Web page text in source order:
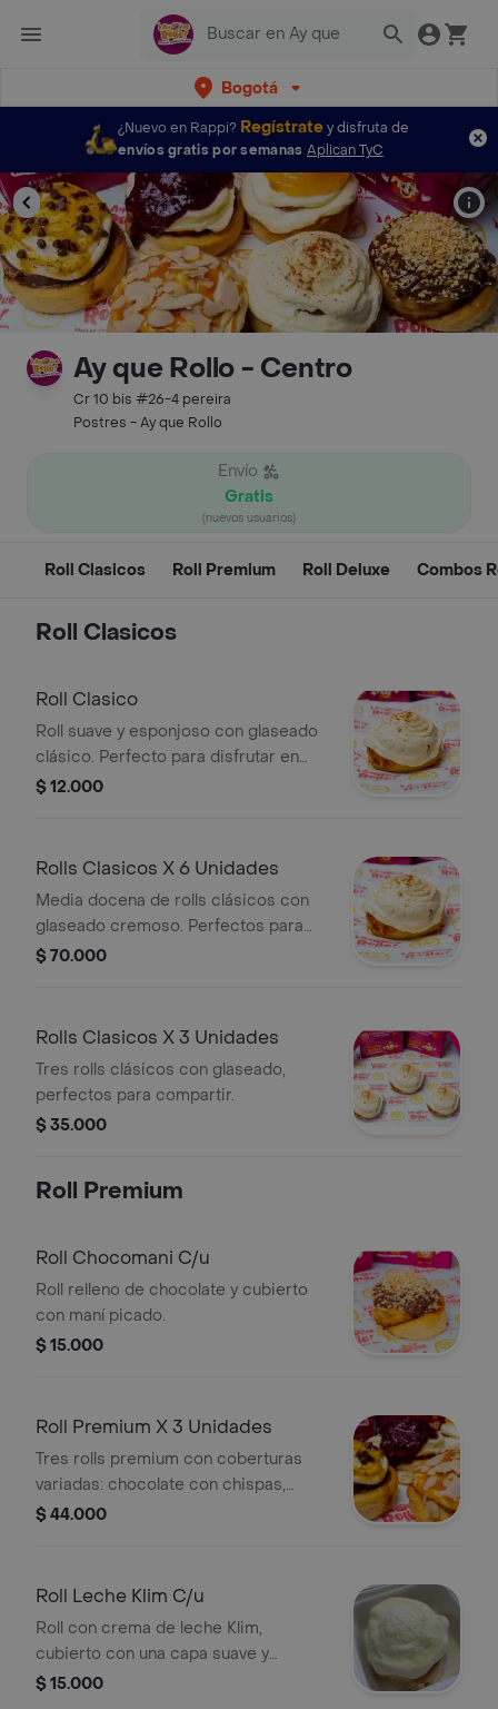
Bogotá
¿Nuevo en Rappi? Regístratey disfruta de
envíos gratis por semanas Aplican TyC
Ay que Rollo - Centro
Cr 10 bis #26-4 pereira
Postres - Ay que Rollo
Envío
Gratis
(nuevos usuarios)
Roll Clasicos Roll Premium Roll Deluxe Combos
Roll Clasicos
Roll Clasico
Roll suave y esponjoso con glaseado
clásico. Perfecto para disfrutar en
cualquier momento.
$ 12.000
Rolls Clasicos X 6 Unidades
Media docena de rolls clásicos con
glaseado cremoso. Perfectos para
compartir.
$ 70.000
Rolls Clasicos X 3 Unidades
Tres rolls clásicos con glaseado,
perfectos para compartir.
$ 35.000
Roll Premium
Roll Chocomani C/u
Roll relleno de chocolate y cubierto
con maní picado.
$ 15.000
Roll Premium X 3 Unidades
Tres rolls premium con coberturas
variadas: chocolate con chispas,
frutos rojos y caramelo con
$ 44.000
Roll Leche Klim C/u
Roll con crema de leche Klim,
cubierto con una capa suave y
cremosa.
$ 15.000